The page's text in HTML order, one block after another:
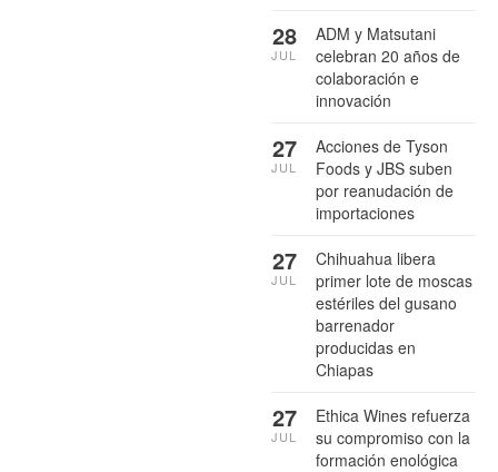
ADM y Matsutani
celebran 20 años de
colaboración e
innovación
28
JUL
Acciones de Tyson
Foods y JBS suben
por reanudación de
importaciones
27
JUL
Chihuahua libera
primer lote de moscas
estériles del gusano
barrenador
producidas en
Chiapas
27
JUL
Ethica Wines refuerza
su compromiso con la
formación enológica
27
JUL